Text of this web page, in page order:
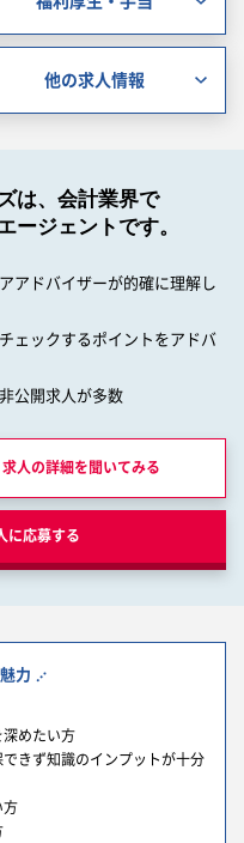
他の求人情報
は、会計業界で
ージェントです。
アドバイザーが的確に理解し
ェックするポイントをアドバ
公開求人が多数
求人の詳細を聞いてみる
に応募する
力
めたい方
きず知識のインプットが十分
方